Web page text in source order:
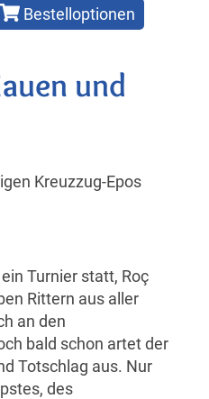
Bestelloptionen
und
Kreuzzug-Epos
Turnier statt, Roç
Rittern aus aller
an den
bald schon artet der
Totschlag aus. Nur
des